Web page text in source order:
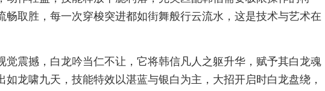
畅取胜，每一次穿梭突进都如街舞般行云流水，这是技术与艺术在
觉震撼，白龙吟当仁不让，它将韩信凡人之躯升华，赋予其白龙魂
龙啸九天，技能特效以湛蓝与银白为主，大招开启时白龙盘绕，